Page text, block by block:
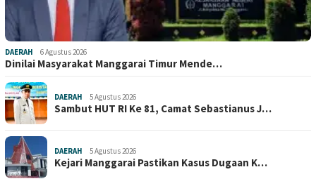
DAERAH 6 Agustus 2026
Dinilai Masyarakat Manggarai Timur Mende…
DAERAH 5 Agustus 2026
Sambut HUT RI Ke 81, Camat Sebastianus J…
DAERAH 5 Agustus 2026
Kejari Manggarai Pastikan Kasus Dugaan K…